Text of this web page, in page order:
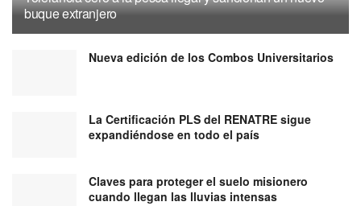
buque extranjero
Nueva edición de los Combos Universitarios
La Certificación PLS del RENATRE sigue
expandiéndose en todo el país
Claves para proteger el suelo misionero
cuando llegan las lluvias intensas